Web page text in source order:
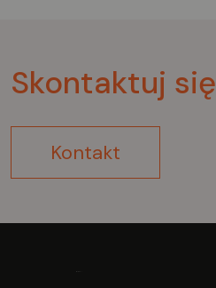
Skontaktuj się
Kontakt